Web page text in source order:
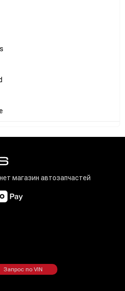
магазин автозапчастей
Запрос по VIN